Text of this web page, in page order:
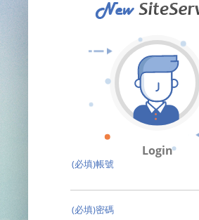
Login
(必填)帳號
(必填)密碼